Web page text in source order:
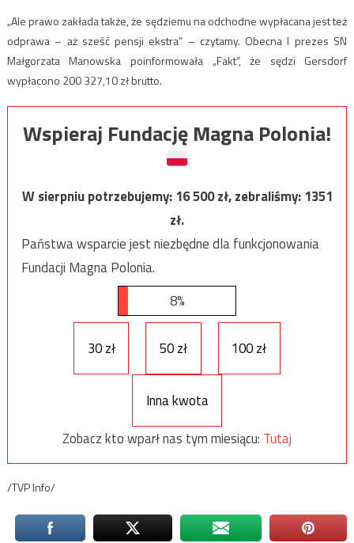
„Ale prawo zakłada także, że sędziemu na odchodne wypłacana jest też
odprawa – aż sześć pensji ekstra” – czytamy. Obecna I prezes SN
Małgorzata Manowska poinformowała „Fakt”, że sędzi Gersdorf
wypłacono 200 327,10 zł brutto.
Wspieraj Fundację Magna Polonia!
W sierpniu potrzebujemy:16 500zł, zebraliśmy:1351
zł.
Państwa wsparcie jest niezbędne dla funkcjonowania
Fundacji Magna Polonia.
8%
30 zł 50 zł 100 zł
Inna kwota
Zobacz kto wparł nas tym miesiącu: Tutaj
/TVP Info/